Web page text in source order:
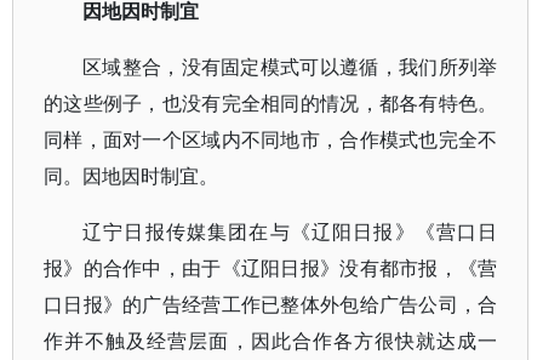
因地因时制宜
区域整合，没有固定模式可以遵循，我们所列举
的这些例子，也没有完全相同的情况，都各有特色。
同样，面对一个区域内不同地市，合作模式也完全不
同。因地因时制宜。
辽宁日报传媒集团在与《辽阳日报》《营口日
报》的合作中，由于《辽阳日报》没有都市报，《营
口日报》的广告经营工作已整体外包给广告公司，合
作并不触及经营层面，因此合作各方很快就达成一